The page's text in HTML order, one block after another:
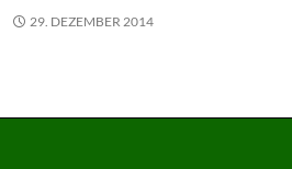
29. DEZEMBER 2014